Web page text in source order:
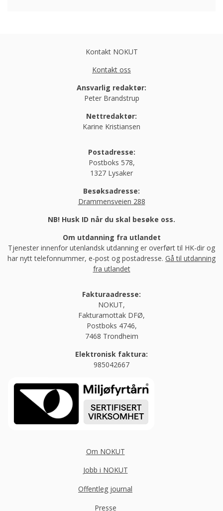
Kontakt NOKUT
Kontakt oss
Ansvarlig redaktør:
Peter Brandstrup
Nettredaktør:
Karine Kristiansen
Postadresse:
Postboks 578,
1327 Lysaker
Besøksadresse:
Drammensveien 288
NB! Husk ID når du skal besøke oss.
Om utdanning fra utlandet
Tjenester innenfor utenlandsk utdanning er overført til HK-dir og
har nytt telefonnummer, e-post og postadresse. Gå til utdanning
fra utlandet
Fakturaadresse:
NOKUT,
Fakturamottak DFØ,
Postboks 4746,
7468 Trondheim
Elektronisk faktura:
985042667
Om NOKUT
Jobb i NOKUT
Offentleg journal
Presse